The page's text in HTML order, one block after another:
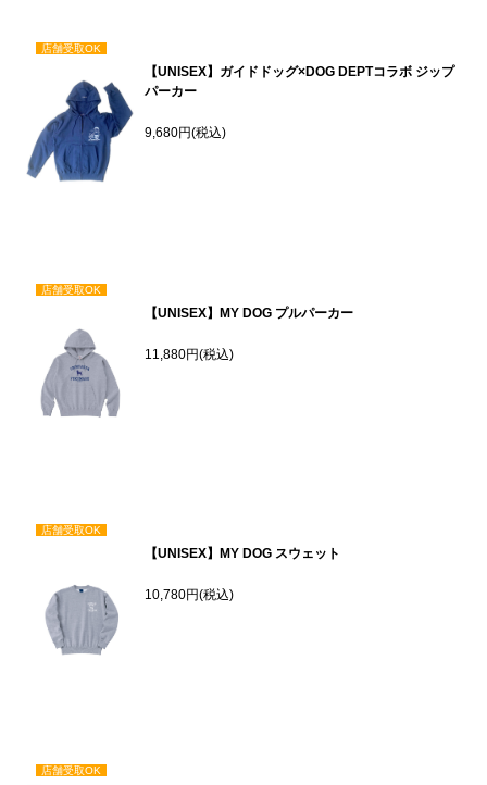
店舗受取OK
【UNISEX】ガイドドッグ×DOG DEPTコラボ ジップ
パーカー
9,680円(税込)
店舗受取OK
【UNISEX】MY DOG プルパーカー
11,880円(税込)
店舗受取OK
【UNISEX】MY DOG スウェット
10,780円(税込)
店舗受取OK